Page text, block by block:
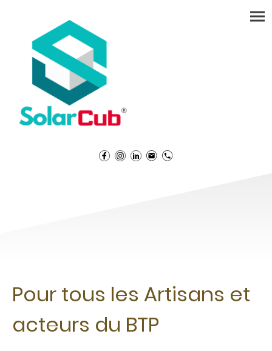
Pour tous les Artisans et
acteurs du BTP